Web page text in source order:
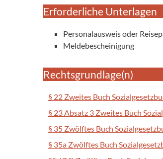
Erforderliche Unterlagen
Personalausweis oder
Meldebescheinigung
Rechtsgrundlage(n)
§ 22 Zweites Buch
§ 23 Absatz 3 Zweites Buch
§ 35 Zwölftes Buch
§ 35a Zwölftes Buch